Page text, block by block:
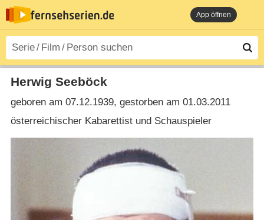
App öffnen
Herwig Seeböck
geboren am 07.12.1939, gestorben am 01.03.2011
österreichischer Kabarettist und Schauspieler